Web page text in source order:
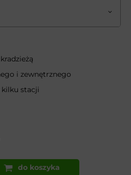
i zewnętrznego
kilku stacji
do koszyka